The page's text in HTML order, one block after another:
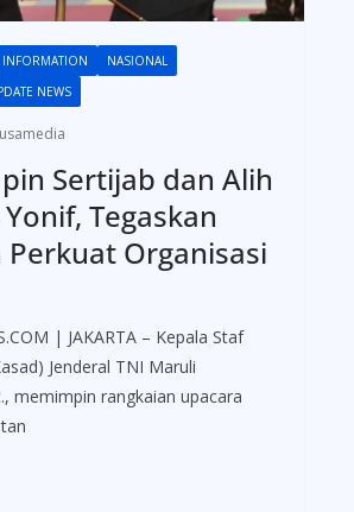
INFORMATION
NASIONAL
NEWS
Sertijab dan Alih
Tegaskan
Organisasi
| JAKARTA – Kepala Staf
Jenderal TNI Maruli
memimpin rangkaian upacara